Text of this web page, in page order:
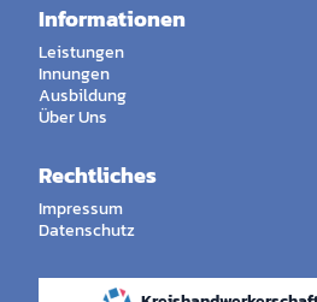
Informationen
Leistungen
Innungen
Ausbildung
Über Uns
Rechtliches
Impressum
Datenschutz